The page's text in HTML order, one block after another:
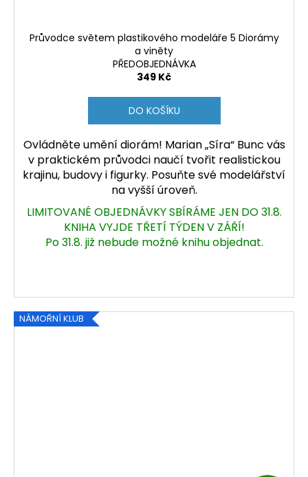
Průvodce světem plastikového modeláře 5 Diorámy
a viněty
PŘEDOBJEDNÁVKA
349 Kč
DO KOŠÍKU
Ovládněte umění diorám! Marian „Síra“ Bunc vás
v praktickém průvodci naučí tvořit realistickou
krajinu, budovy i figurky. Posuňte své modelářství
na vyšší úroveň.
LIMITOVANÉ OBJEDNÁVKY SBÍRÁME JEN DO 31.8.
KNIHA VYJDE TŘETÍ TÝDEN V ZÁŘÍ!
Po 31.8. již nebude možné knihu objednat.
NÁMOŘNÍ KLUB
HLEDAT
u
č
u